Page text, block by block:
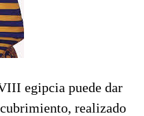
egipcia puede dar
realizado